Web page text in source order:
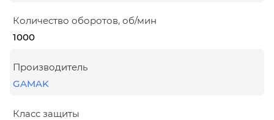
Количество оборотов, об/мин
1000
Производитель
GAMAK
Класс защиты